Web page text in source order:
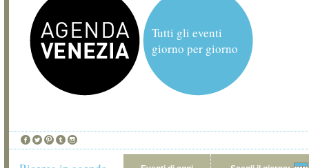
Tutti gli eventi
giorno per giorno